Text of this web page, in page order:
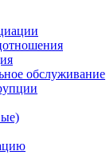
обслуживание